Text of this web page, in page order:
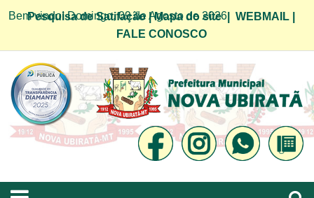
Bem vindo! Domingo, 09 de Agosto de 2026
Pesquisa de Satifação|Mapa do site| WEBMAIL
FALE CONOSCO